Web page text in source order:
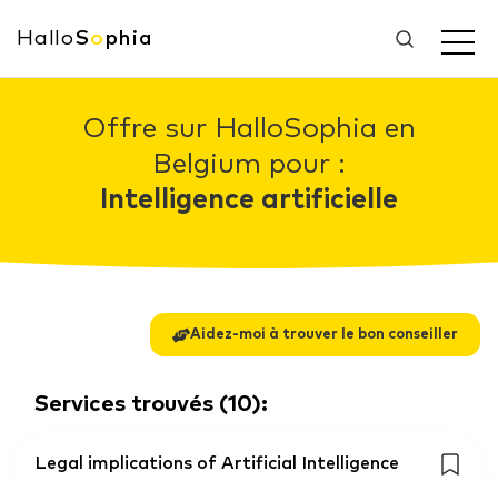
HalloSo phia
Offre sur HalloSophia en
Belgium pour :
Intelligence artificielle
Aidez-moi à trouver le bon conseiller
Services trouvés (10):
Legal implications of Artificial Intelligence